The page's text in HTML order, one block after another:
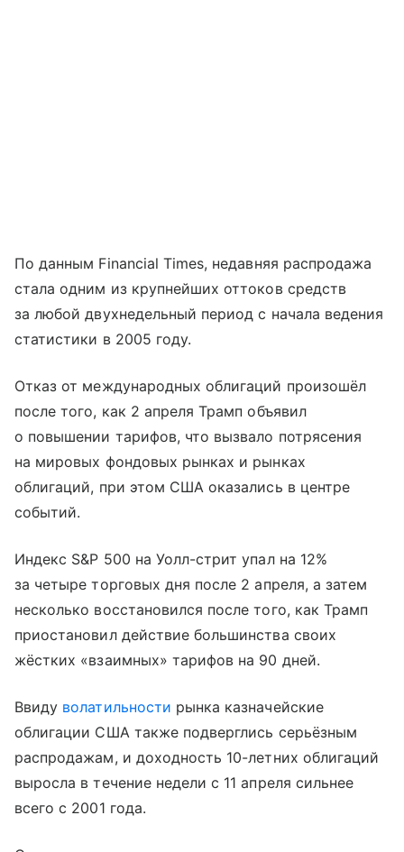
По данным Financial Times, недавняя распродажа
стала одним из крупнейших оттоков средств
за любой двухнедельный период с начала ведения
статистики в 2005 году.
Отказ от международных облигаций произошёл
после того, как 2 апреля Трамп объявил
о повышении тарифов, что вызвало потрясения
на мировых фондовых рынках и рынках
облигаций, при этом США оказались в центре
событий.
Индекс S&P 500 на Уолл-стрит упал на 12%
за четыре торговых дня после 2 апреля, а затем
несколько восстановился после того, как Трамп
приостановил действие большинства своих
жёстких «взаимных» тарифов на 90 дней.
Ввиду волатильности рынка казначейские
облигации США также подверглись серьёзным
распродажам, и доходность 10-летних облигаций
выросла в течение недели с 11 апреля сильнее
всего с 2001 года.